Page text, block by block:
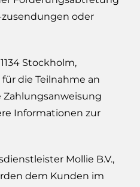
zusendungen oder
Stockholm,
die Teilnahme an
Informationen zur
Mollie B.V.,
dem Kunden im